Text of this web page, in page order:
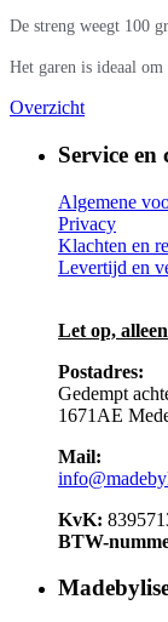
De streng weegt 100
Het garen is ideaal
Overzicht
Service en
Algemene
Privacy
Klachten en
Levertijd en
Let op,
Postadres:
Gedempt
1671AE
Mail:
KvK:
BTW-